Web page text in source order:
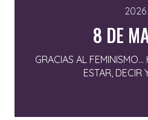
2026
8 DE
GRACIAS AL
ESTAR, DECIR